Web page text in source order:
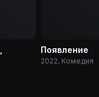
Появление
2022, Комедия